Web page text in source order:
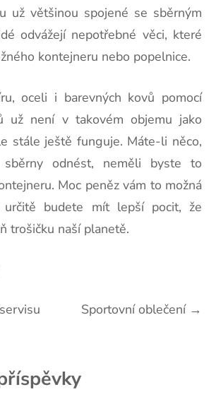
už většinou spojené se sběrným
odvážejí nepotřebné věci, které
kontejneru nebo popelnice.
oceli i barevných kovů pomocí
už není v takovém objemu jako
stále ještě funguje. Máte-li něco,
odnést, neměli byste to
Moc peněz vám to možná
určitě budete mít lepší pocit, že
trošičku naší planetě.
Sportovní oblečení →